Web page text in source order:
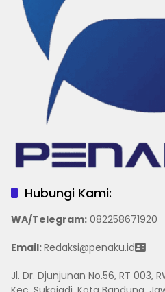
Hubungi Kami:
WA/Telegram: 082258671920
Email:Redaksi@penaku.id
Jl. Dr. Djunjunan No.56, RT 003,